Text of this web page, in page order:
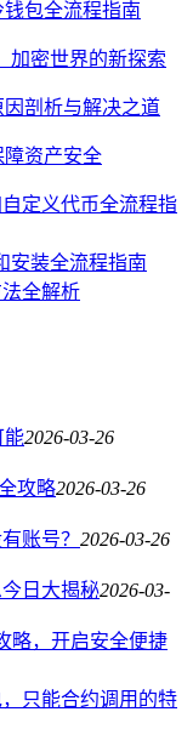
钱包全流程指南
加密世界的新探索
因剖析与解决之道
障资产安全
自定义代币全流程指
安装全流程指南
法全解析
能2026-03-26
攻略2026-03-26
账号？ 2026-03-26
日大揭秘2026-03-
略，开启安全便捷
只能合约调用的特